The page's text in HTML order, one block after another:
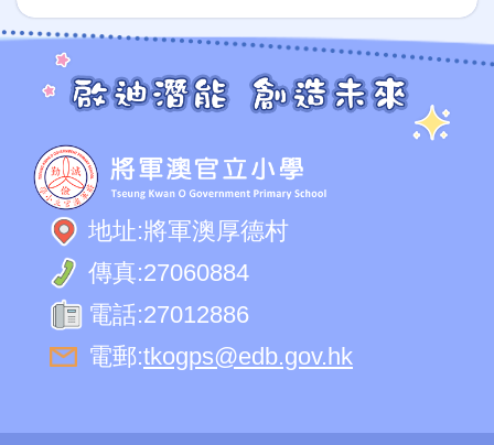
地址:將軍澳厚德村
傳真:27060884
電話:27012886
電郵:tkogps@edb.gov.hk